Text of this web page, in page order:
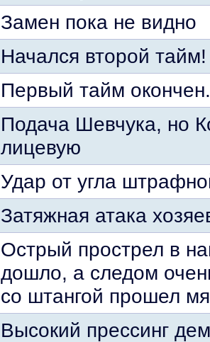
Замен пока не видно
Начался второй тайм!
Первый тайм окончен.
Подача Шевчука, но
лицевую
Удар от угла
Затяжная атака
Острый прострел в
дошло, а следом
со штангой прошел
Высокий прессинг